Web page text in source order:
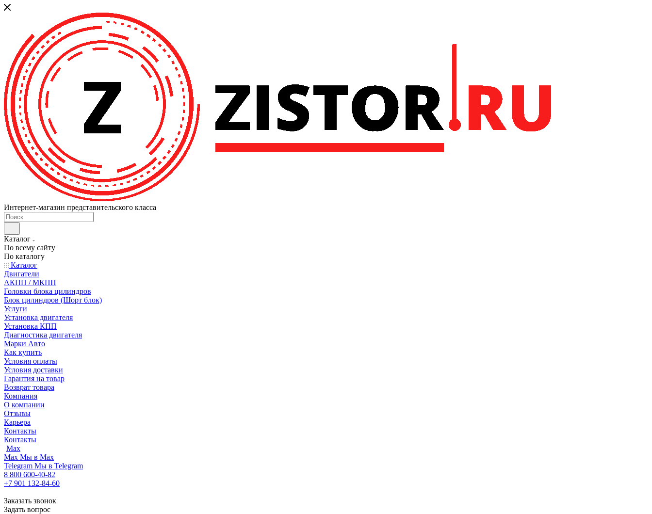
Интернет-магазин представительского класса
Каталог
По всему сайту
По каталогу
Каталог
Двигатели
АКПП / МКПП
Головки блока цилиндров
Блок цилиндров (Шорт блок)
Услуги
Установка двигателя
Установка КПП
Диагностика двигателя
Марки Авто
Как купить
Условия оплаты
Условия доставки
Гарантия на товар
Возврат товара
Компания
О компании
Отзывы
Карьера
Контакты
Контакты
Max
Max Мы в Max
Telegram Мы в Telegram
8 800 600-40-82
+7 901 132-84-60
Заказать звонок
Задать вопрос